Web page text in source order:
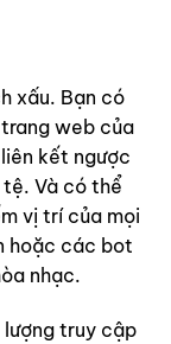
xấu. Bạn có
web của
kết ngược
Và có thể
vị trí của mọi
hoặc các bot
nhạc.
lượng truy cập